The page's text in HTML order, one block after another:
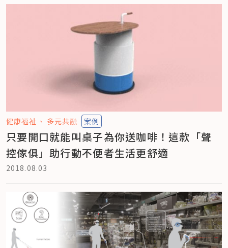
健康福祉 多元共融 案例
只要開口就能叫桌子為你送咖啡！這款「聲
控傢俱」助行動不便者生活更舒適
2018.08.03